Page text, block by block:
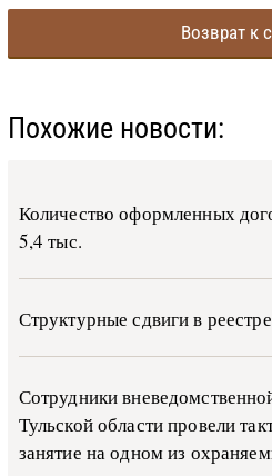
Возврат к
Похожие новости:
Количество оформленных
5,4 тыс.
Структурные сдвиги в
Сотрудники
Тульской области провели
занятие на одном из